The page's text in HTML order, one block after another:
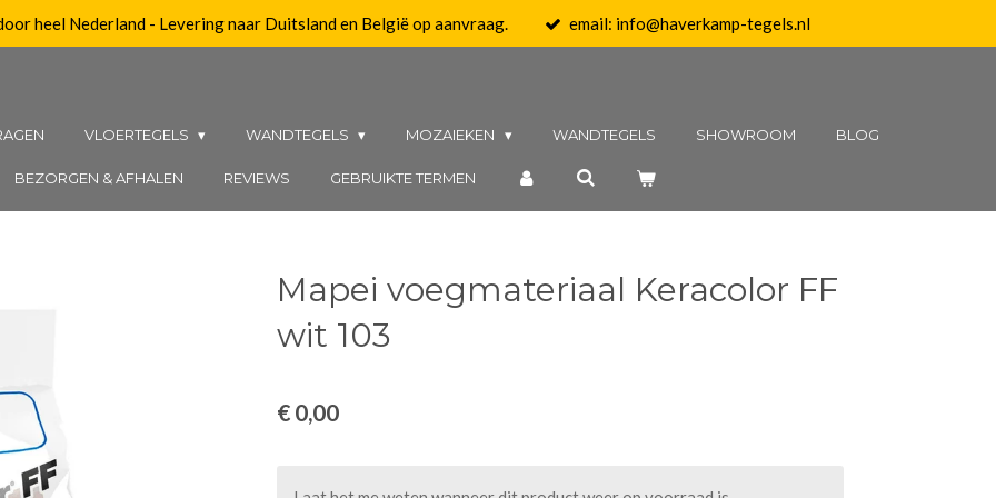
heel Nederland - Levering naar Duitsland en België op aanvraag. email: info@haverkamp-tegels.nl
VLOERTEGELS WANDTEGELS MOZAIEKEN WANDTEGELS SHOWROOM BLOG
BEZORGEN & AFHALEN REVIEWS GEBRUIKTE TERMEN
Mapei voegmateriaal Keracolor FF
wit 103
€ 0,00